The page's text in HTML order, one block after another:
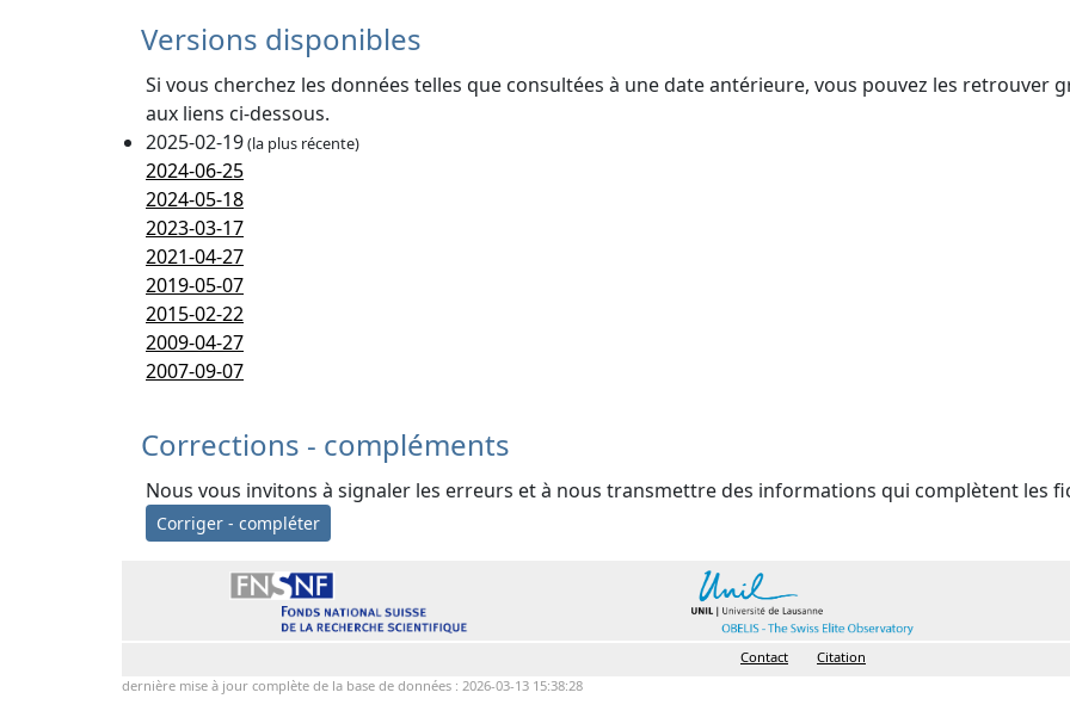
Versions disponibles
Si vous cherchez les données telles que consultées à une date antérieure, vous pouvez les retrouver
aux liens ci-dessous.
2025-02-19(la plus récente)
2024-06-25
2024-05-18
2023-03-17
2021-04-27
2019-05-07
2015-02-22
2009-04-27
2007-09-07
Corrections - compléments
Nous vous invitons à signaler les erreurs et à nous transmettre des informations qui complètent les
Corriger - compléter
Contact
Citation
dernière mise à jour complète de la base de données : 2026-03-13 15:38:28